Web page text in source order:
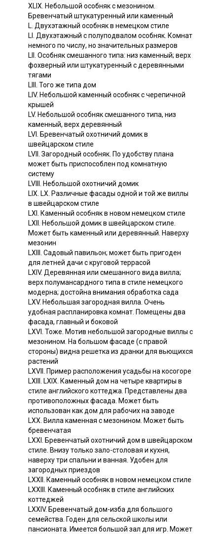
XLIX. Небольшой особняк с мезонином.
Бревенчатый штукатуренный или каменный
L. Двухэтажный особняк в немецком стиле
LI. Двухэтажный с полуподвалом особняк. Комнат
немного по числу, но значительных размеров
LII. Особняк смешанного типа: низ каменный; верх
фохверный или штукатуренный с деревянными
тягами
LIII. Того же типа дом
LIV. Небольшой каменный особняк с черепичной
крышей
LV. Небольшой особняк смешанного типа, низ
каменный, верх деревянный
LVI. Бревенчатый охотничий домик в
швейцарском стиле
LVII. Загородный особняк. По удобству плана
может быть приспособлен под комнатную
систему
LVIII. Небольшой охотничий домик
LIX. LX. Различные фасады одной и той же виллы
в швейцарском стиле
LXI. Каменный особняк в новом немецком стиле
LXII. Небольшой домик в швейцарском стиле.
Может быть каменный или деревянный. Наверху
мезонин
LXIII. Садовый павильон; может быть пригоден
для летней дачи с круговой террасой
LXIV. Деревянная или смешанного вида вилла;
верх полумансардного типа в стиле немецкого
модерна; достойна внимания обработка сада
LXV. Небольшая загородная вилла. Очень
удобная распланировка комнат. Помещены два
фасада, главный и боковой
LXVI. Тоже. Мотив небольшой загородные виллы с
мезонином. На большом фасаде (с правой
стороны) видна решетка из дранки для вьющихся
растений
LXVII. Пример расположения усадьбы на косогоре
LXIII. LXIX. Каменный дом на четыре квартиры в
стиле английского коттеджа. Представлены два
противоположных фасада. Может быть
использован как дом для рабочих на заводе
LXX. Вилла каменная с мезонином. Может быть
бревенчатая
LXXI. Бревенчатый охотничий дом в швейцарском
стиле. Внизу только зало-столовая и кухня,
наверху три спальни и ванная. Удобен для
загородных приездов
LXXII. Каменный особняк в новом немецком стиле
LXXIII. Каменный особняк в стиле английских
коттеджей
LXXIV. Бревенчатый дом-изба для большого
семейства. Годен для сельской школы или
пансионата. Имеется большой зал для игр. Может